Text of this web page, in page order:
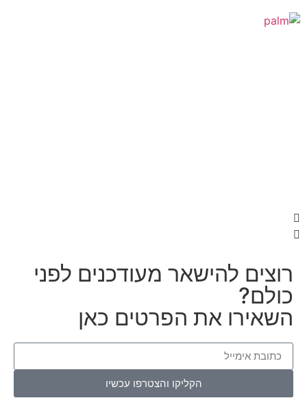
להישאר מעודכנים לפני
את הפרטים כאן
הקליקו והצטרפו עכשיו